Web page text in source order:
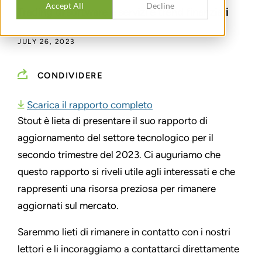
Accept All Decline
Trading di software e servizi e trend finanziari
JULY 26, 2023
CONDIVIDERE
Scarica il rapporto completo
Stout è lieta di presentare il suo rapporto di
aggiornamento del settore tecnologico per il
secondo trimestre del 2023. Ci auguriamo che
questo rapporto si riveli utile agli interessati e che
rappresenti una risorsa preziosa per rimanere
aggiornati sul mercato.
Saremmo lieti di rimanere in contatto con i nostri
lettori e li incoraggiamo a contattarci direttamente